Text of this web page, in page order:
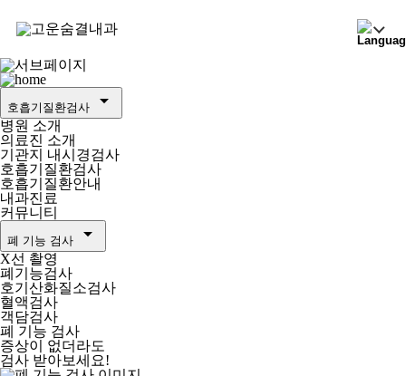
호흡기질환검사 arrow_drop_down
병원 소개
의료진 소개
기관지 내시경검사
호흡기질환검사
호흡기질환안내
내과진료
커뮤니티
폐 기능 검사 arrow_drop_down
X선 촬영
폐기능검사
호기산화질소검사
혈액검사
객담검사
폐 기능 검사
증상이 없더라도
검사 받아보세요!